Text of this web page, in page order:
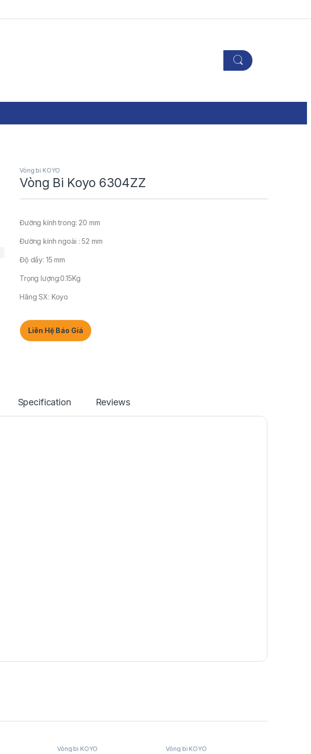
Vòng bi KOYO
Vòng Bi Koyo 6304ZZ
Đường kính trong: 20 mm
Đường kính ngoài : 52 mm
Độ dầy: 15 mm
Trọng lượng:0.15Kg
Hãng SX: Koyo
Liên Hệ Báo Giá
Specification Reviews
Vòng bi KOYO Vòng bi KOYO